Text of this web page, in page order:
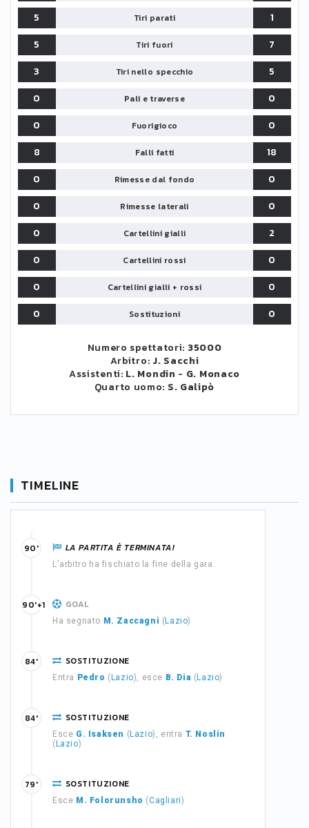
5 Tiri parati
1
5
Tiri fuori
7
3
Tiri nello specchio
5
0
Pali e traverse
0
0
Fuorigioco
0
8
Falli fatti
18
0
Rimesse dal fondo
0
0
Rimesse laterali
0
0
Cartellini gialli
2
0
Cartellini rossi
0
0
Cartellini gialli + rossi
0
0
Sostituzioni 0
Numero spettatori: 35000
Arbitro: J. Sacchi
Assistenti: L. Mondin - G. Monaco
Quarto uomo: S. Galipò
TIMELINE
LA PARTITA È TERMINATA!
L'arbitro ha fischiato la fine della gara.
90'
GOAL
Ha segnato M. Zaccagni ( Lazio)
90'+1
SOSTITUZIONE
Entra Pedro ( Lazio), esce B. Dia ( Lazio)
84'
SOSTITUZIONE
Esce G. Isaksen ( Lazio), entra T. Noslin
( Lazio)
84'
SOSTITUZIONE
Esce M. Folorunsho (Cagliari)
79'